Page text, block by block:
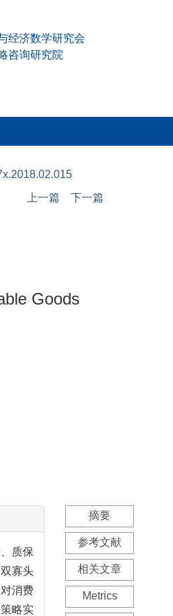
经济数学研究会
询研究院
上一篇 下一篇
Goods
质保
寡头
摘要
参考文献
相关文章